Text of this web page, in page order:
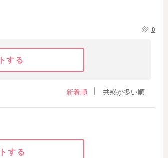
0
する
新着順 共感が多い順
する